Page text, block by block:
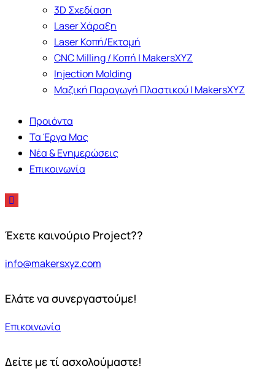
3D Σχεδίαση
Laser Χάραξη
Laser Κοπή/Εκτομή
CNC Milling / Κοπή | MakersXYZ
Injection Molding
Μαζική Παραγωγή Πλαστικού | MakersXYZ
Προιόντα
Τα Έργα Μας
Νέα & Ενημερώσεις
Επικοινωνία
Έχετε καινούριο Project??
info@makersxyz.com
Ελάτε να συνεργαστούμε!
Επικοινωνία
Δείτε με τί ασχολούμαστε!